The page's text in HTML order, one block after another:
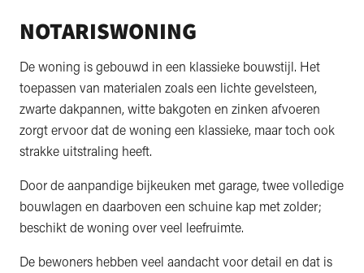
NOTARISWONING
De woning is gebouwd in een klassieke bouwstijl. Het
toepassen van materialen zoals een lichte gevelsteen,
zwarte dakpannen, witte bakgoten en zinken afvoeren
zorgt ervoor dat de woning een klassieke, maar toch ook
strakke uitstraling heeft.
Door de aanpandige bijkeuken met garage, twee volledige
bouwlagen en daarboven een schuine kap met zolder;
beschikt de woning over veel leefruimte.
De bewoners hebben veel aandacht voor detail en dat is